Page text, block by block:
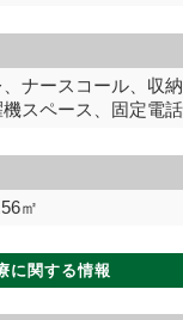
ナースコール、収
スペース、固定電
㎡
に関する情報